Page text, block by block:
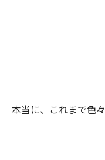
本当に、これまで色